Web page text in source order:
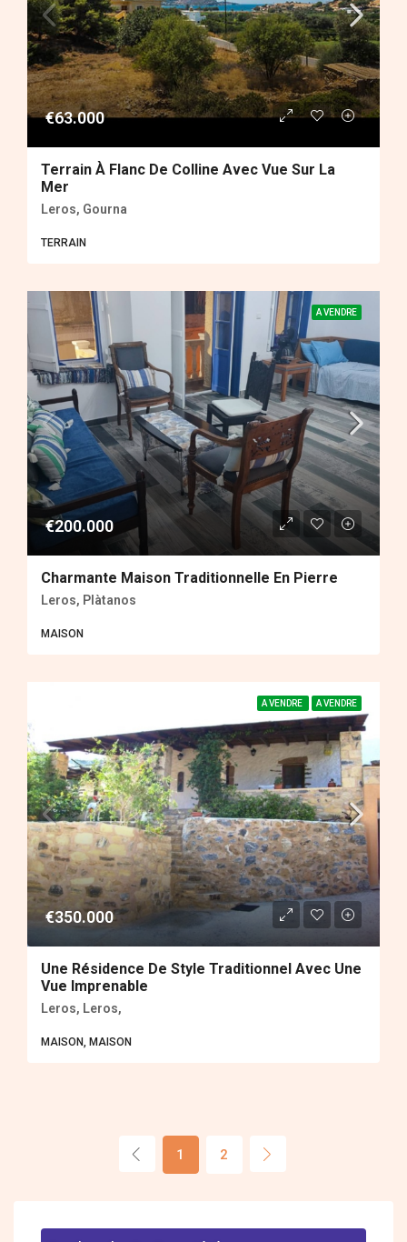
€63.000
Terrain À Flanc De Colline Avec Vue Sur La
Mer
Leros, Gourna
ΤERRAIN
A VENDRE
€200.000
Charmante Maison Traditionnelle En Pierre
Leros, Plàtanos
MAISON
A VENDRE A VENDRE
€350.000
Une Résidence De Style Traditionnel Avec Une
Vue Imprenable
Leros, Leros,
MAISON, MAISON
1 2